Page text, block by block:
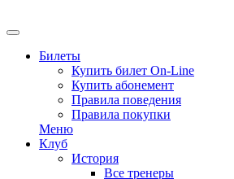
Билеты
Купить билет On-Line
Купить абонемент
Правила поведения
Правила покупки
Меню
Клуб
История
Все тренеры